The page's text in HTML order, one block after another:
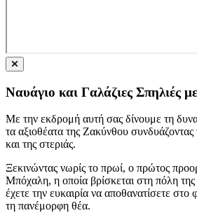
Ναυάγιο και Γαλάζιες Σπηλιές
Με την εκδρομή αυτή σας δίνουμε τη
τα αξιοθέατα της Ζακύνθου
και της στεριάς.
Ξεκινώντας νωρίς το πρωί, ο πρώτος
Μπόχαλη, η οποία βρίσκεται στη πόλη
έχετε την ευκαιρία να αποθανατίσετε
τη πανέμορφη θέα.